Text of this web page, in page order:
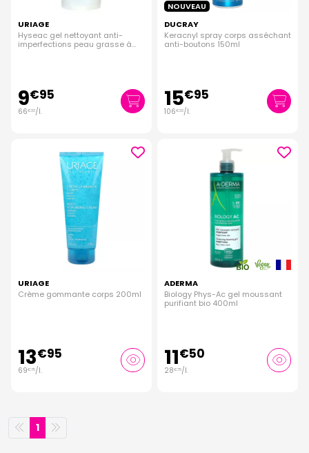
URIAGE
Hyseac gel nettoyant anti-
imperfections peau grasse à
9€95
66€33/l.
NOUVEAU
DUCRAY
Keracnyl spray corps asséchant
anti-boutons 150ml
15€95
106€33/l.
URIAGE
Crème gommante corps 200ml
13€95
69€75/l.
ADERMA
Biology Phys-Ac gel moussant
purifiant bio 400ml
11€50
28€75/l.
1